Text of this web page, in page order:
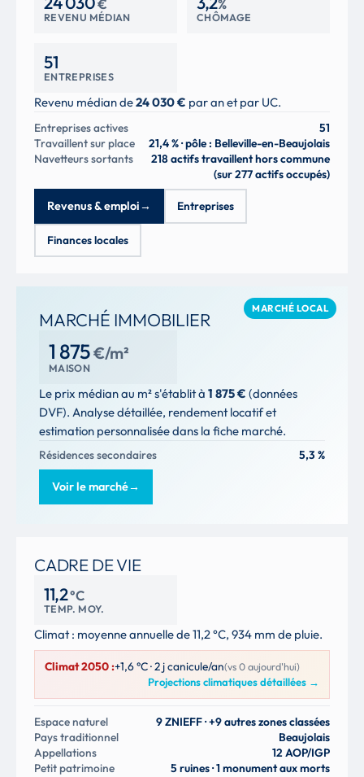
€
REVENU MÉDIAN
%
CHÔMAGE
51
ENTREPRISES
Revenu médian de24 030 € par an et par UC.
Entreprises actives
51
Travaillent sur place
21,4 % · pôle : Belleville-en-Beaujolais
Navetteurs sortants
218 actifs travaillent hors commune
(sur 277 actifs occupés)
Revenus & emploi→ Entreprises
Finances locales
MARCHÉ LOCAL
MARCHÉ IMMOBILIER
1 875€/m²
MAISON
Le prix médian au m² s'établit à 1 875 € (données
DVF). Analyse détaillée, rendement locatif et
estimation personnalisée dans la fiche marché.
Résidences secondaires 5,3 %
Voir le marché→
CADRE DE VIE
11,2°C
TEMP. MOY.
Climat : moyenne annuelle de 11,2 °C, 934 mm de pluie.
Climat 2050 :+1,6 °C · 2 j canicule/an(vs 0 aujourd'hui)
Projections climatiques détaillées →
Espace naturel
9 ZNIEFF · +9 autres zones classées
Pays traditionnel
Beaujolais
Appellations
12 AOP/IGP
Petit patrimoine
5 ruines · 1 monument aux morts